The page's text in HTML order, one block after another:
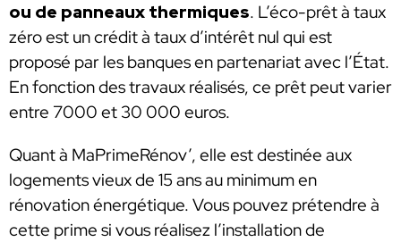
ou de panneaux thermiques. L’éco-prêt à taux
zéro est un crédit à taux d’intérêt nul qui est
proposé par les banques en partenariat avec l’État.
En fonction des travaux réalisés, ce prêt peut varier
entre 7000 et 30 000 euros.
Quant à MaPrimeRénov’, elle est destinée aux
logements vieux de 15 ans au minimum en
rénovation énergétique. Vous pouvez prétendre à
cette prime si vous réalisez l’installation de